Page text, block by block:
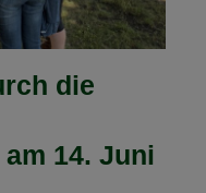
die
14. Juni